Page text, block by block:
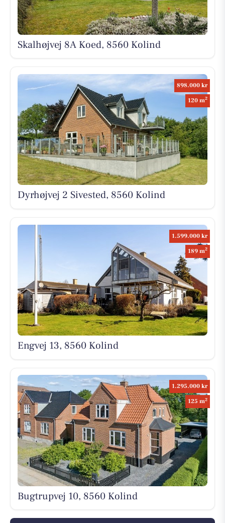
Skalhøjvej 8A Koed, 8560 Kolind
898.000 kr
120 m2
Dyrhøjvej 2 Sivested, 8560 Kolind
1.599.000 kr
189 m2
Engvej 13, 8560 Kolind
1.295.000 kr
125 m2
Bugtrupvej 10, 8560 Kolind